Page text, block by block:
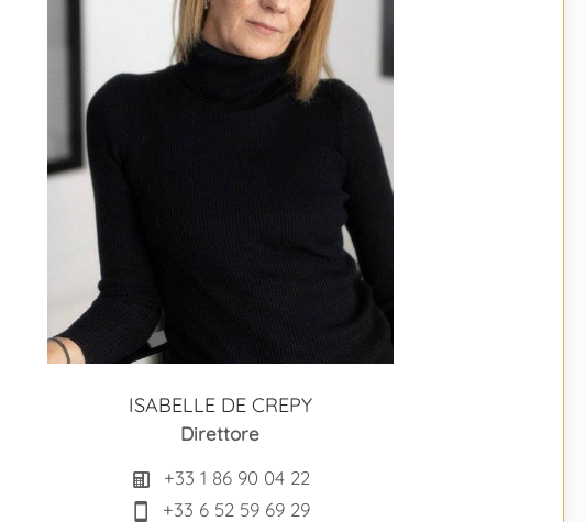
ISABELLE DE CREPY
Direttore
+33 1 86 90 04 22
+33 6 52 59 69 29